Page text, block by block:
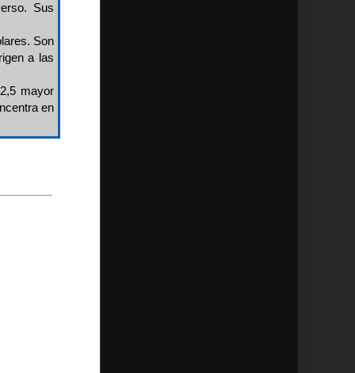
Sus
Son
a las
mayor
en